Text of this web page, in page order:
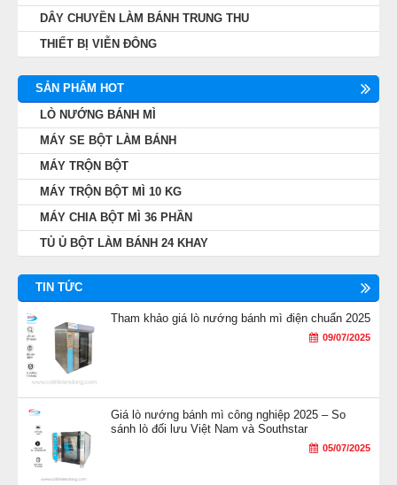
DÂY CHUYỀN LÀM BÁNH TRUNG THU
THIẾT BỊ VIỄN ĐÔNG
SẢN PHẨM HOT
LÒ NƯỚNG BÁNH MÌ
MÁY SE BỘT LÀM BÁNH
MÁY TRỘN BỘT
MÁY TRỘN BỘT MÌ 10 KG
MÁY CHIA BỘT MÌ 36 PHẦN
TỦ Ủ BỘT LÀM BÁNH 24 KHAY
TIN TỨC
Tham khảo giá lò nướng bánh mì điện chuẩn 2025
09/07/2025
Giá lò nướng bánh mì công nghiệp 2025 – So
sánh lò đối lưu Việt Nam và Southstar
05/07/2025